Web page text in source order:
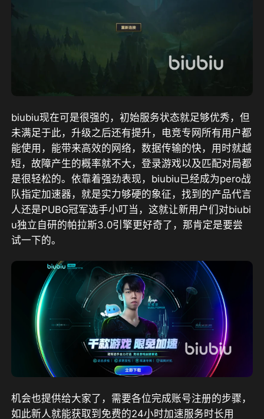
biubiu现在可是很强的，初始服务状态就足够优秀，但
未满足于此，升级之后还有提升，电竞专网所有用户都
能使用，能带来高效的网络，数据传输的快，用时就越
短，故障产生的概率就不大，登录游戏以及匹配对局都
是很轻松的。依靠着强劲表现， biubiu已经成为pero战
队指定加速器 ，就是实力够硬的象征，找到的产品代言
人还是PUBG冠军选手小叮当，这就让新用户们对biubi
u独立自研的帕拉斯3.0引擎更好奇了 ，那肯定是要尝
试一下的。
机会也提供给大家了，需要各位完成账号注册的步骤 ，
如此新人就能获取到免费的24小时加速服务时长用